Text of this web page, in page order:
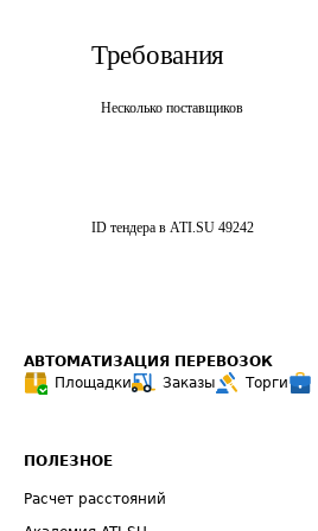
Требования
Несколько поставщиков
ID тендера в ATI.SU 49242
АВТОМАТИЗАЦИЯ ПЕРЕВОЗОК
Площадки
Заказы Торги
ПОЛЕЗНОЕ
Расчет расстояний